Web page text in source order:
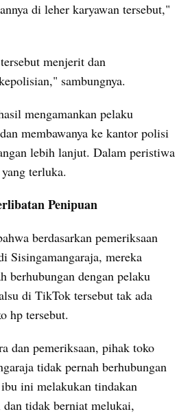
di leher karyawan tersebut,"
menjerit dan
sambungnya.
mengamankan pelaku
membawanya ke kantor polisi
lebih lanjut. Dalam peristiwa
terluka.
Penipuan
berdasarkan pemeriksaan
Sisingamangaraja, mereka
berhubungan dengan pelaku
di TikTok tersebut tak ada
hp tersebut.
dan pemeriksaan, pihak toko
tidak pernah berhubungan
ini melakukan tindakan
dan tidak berniat melukai,